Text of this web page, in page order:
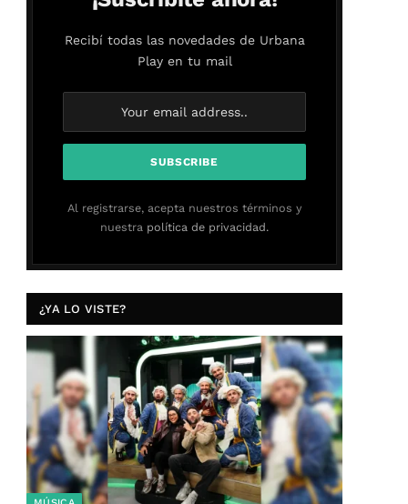
Recibí todas las novedades de Urbana
Play en tu mail
Al registrarse, acepta nuestros términos y
nuestra política de privacidad.
¿YA LO VISTE?